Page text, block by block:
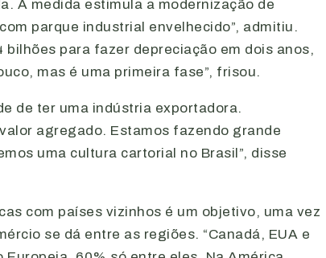
A medida estimula a modernização de
parque industrial envelhecido”, admitiu.
bilhões para fazer depreciação em dois anos,
mas é uma primeira fase”, frisou.
de ter uma indústria exportadora.
agregado. Estamos fazendo grande
uma cultura cartorial no Brasil”, disse
com países vizinhos é um objetivo, uma vez
se dá entre as regiões. “Canadá, EUA e